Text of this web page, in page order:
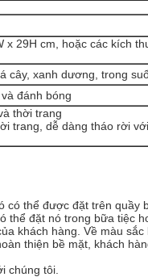
x 29H cm, hoặc các kích
cây, xanh dương, trong
đánh bóng
thời trang
trang, dễ dàng tháo rời
thể được đặt trên
thể đặt nó trong bữa tiệc
khách hàng. Về màu
thiện bề mặt, khách
chúng tôi.